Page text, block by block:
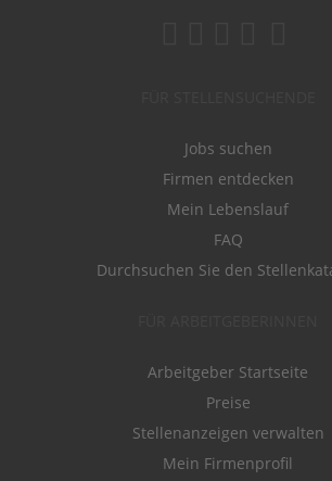
Jobs suchen
Firmen entdecken
Mein Lebenslauf
FAQ
Durchsuchen Sie den
Arbeitgeber Startseite
Preise
Stellenanzeigen verwalten
Mein Firmenprofil